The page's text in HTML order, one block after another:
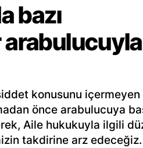
Amasya
Ankara
Artvin
Aydın
bazı
arabulucuyla
konusunu
önce arabulucuya
Aile hukukuyla ilgili
takdirine arz